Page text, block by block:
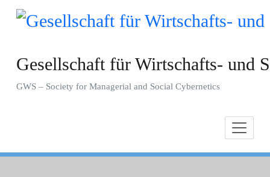
Zum
Gesellschaft für Wirtschafts- und
GWS – Society for Managerial and Social Cybernetics